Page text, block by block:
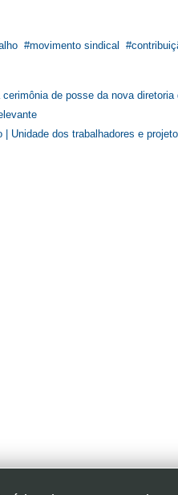
movimento sindical
de posse da nova
| Unidade dos trabalhadores e